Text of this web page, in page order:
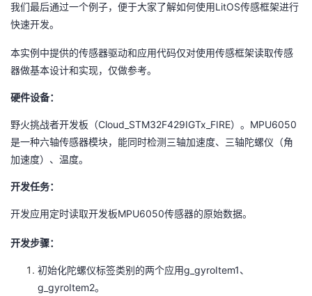
我们最后通过一个例子，便于大家了解如何使用 LitOS传感框架进行
快速开发。
本实例中提供的传感器驱动和应用代码仅对使用传感框架读取传感
器做基本设计和实现，仅做参考。
硬件设备：
野火挑战者开发板（Cloud_STM32F429IGTx_FIRE）。 MPU6050
是一种六轴传感器模块，能同时检测三轴加速度、三轴陀螺仪（角
加速度）、温度。
开发任务：
开发应用定时读取开发板MPU6050传感器的原始数据。
开发步骤：
初始化陀螺仪标签类别的两个应用g_gyroItem1 、
g_gyroItem2。